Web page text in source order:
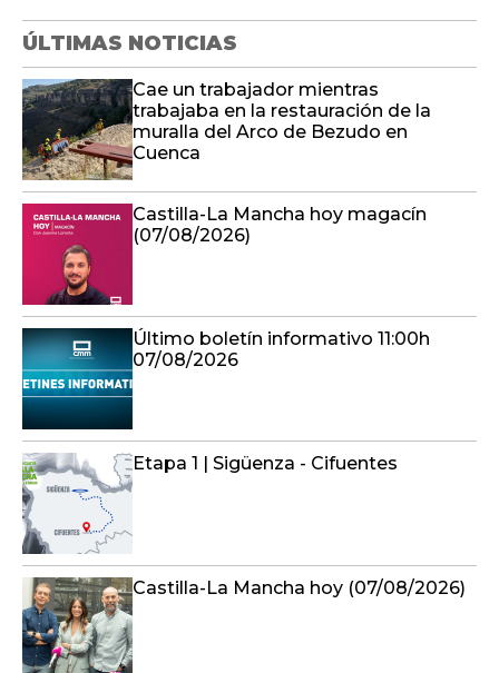
muralla del Arco de Bezudo en
Cuenca
Castilla-La Mancha hoy magacín
(07/08/2026)
Último boletín informativo 11:00h
07/08/2026
Etapa 1 | Sigüenza - Cifuentes
Castilla-La Mancha hoy (07/08/2026)
Último boletín informativo 10:00h